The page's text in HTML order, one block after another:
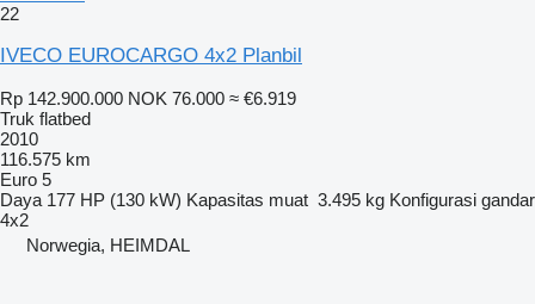
22
IVECO EUROCARGO 4x2 Planbil
Rp 142.900.000 NOK 76.000 ≈ €6.919
Truk flatbed
2010
116.575 km
Euro 5
Daya 177 HP (130 kW) Kapasitas muat 3.495 kg Konfigurasi gandar
4x2
Norwegia, HEIMDAL